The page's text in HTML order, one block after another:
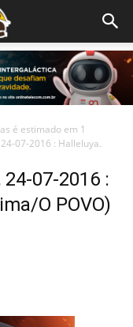
é estimado em 1
24-07-2016 : Halleluya.
24-07-2016 :
O POVO)